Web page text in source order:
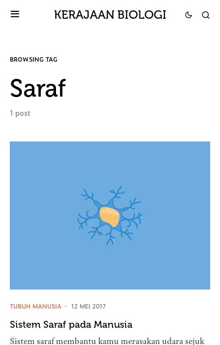
KERAJAAN BIOLOGI
BROWSING TAG
Saraf
1 post
TUBUH MANUSIA 12 MEI 2017
Sistem Saraf pada Manusia
Sistem saraf membantu kamu merasakan udara sejuk